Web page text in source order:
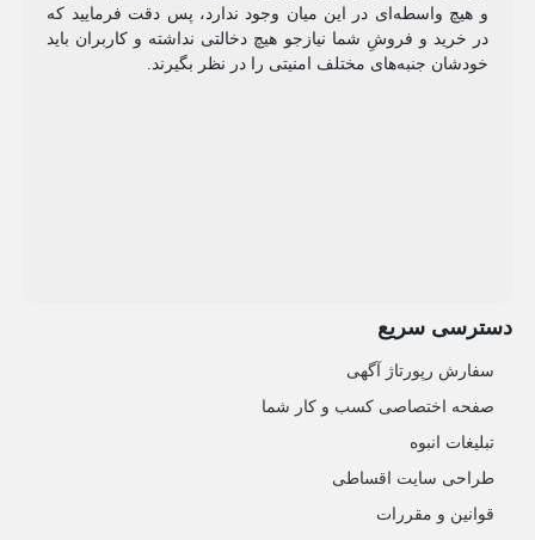
و هیچ واسطه‌ای در این میان وجود ندارد، پس دقت فرمایید که
در خرید و فروشِ شما نیازجو هیچ دخالتی نداشته و کاربران باید
خودشان جنبه‌های مختلف امنیتی را در نظر بگیرند.
دسترسی سریع
سفارش رپورتاژ آگهی
صفحه اختصاصی کسب و کار شما
تبلیغات انبوه
طراحی سایت اقساطی
قوانین و مقررات